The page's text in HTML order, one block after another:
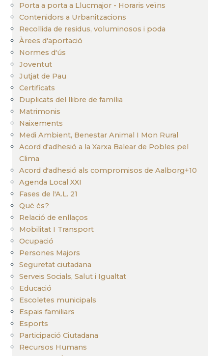
Porta a porta a Llucmajor - Horaris veïns
Contenidors a Urbanitzacions
Recollida de residus, voluminosos i poda
Àrees d'aportació
Normes d'ús
Joventut
Jutjat de Pau
Certificats
Duplicats del llibre de família
Matrimonis
Naixements
Medi Ambient, Benestar Animal I Mon Rural
Acord d'adhesió a la Xarxa Balear de Pobles pel
Clima
Acord d'adhesió als compromisos de Aalborg+10
Agenda Local XXI
Fases de l'A.L. 21
Què és?
Relació de enllaços
Mobilitat I Transport
Ocupació
Persones Majors
Seguretat ciutadana
Serveis Socials, Salut i Igualtat
Educació
Escoletes municipals
Espais familiars
Esports
Participació Ciutadana
Recursos Humans